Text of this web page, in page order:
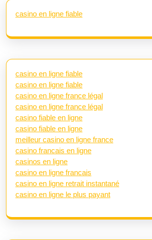
casino en ligne fiable
casino en ligne fiable
casino en ligne fiable
casino en ligne france légal
casino en ligne france légal
casino fiable en ligne
casino fiable en ligne
meilleur casino en ligne france
casino francais en ligne
casinos en ligne
casino en ligne francais
casino en ligne retrait instantané
casino en ligne le plus payant